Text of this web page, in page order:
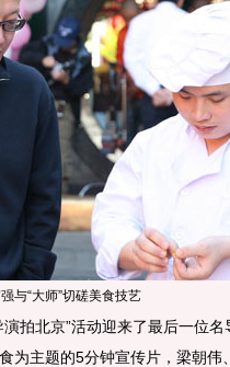
与“大师”切磋美食技艺
北京”活动迎来了最后一位名
为主题的5分钟宣传片，梁朝伟